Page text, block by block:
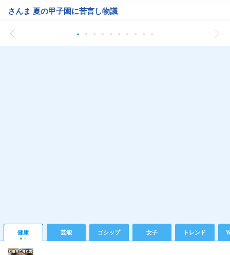
さんま 夏の甲子園に苦言し物議
健康 芸能 ゴシップ 女子 トレンド